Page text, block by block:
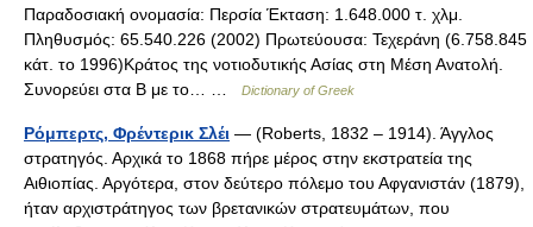
Παραδοσιακή ονομασία: Περσία Έκταση: 1.648.000 τ. χλμ.
Πληθυσμός: 65.540.226 (2002) Πρωτεύουσα: Τεχεράνη (6.758.845
κάτ. το 1996)Κράτος της νοτιοδυτικής Ασίας στη Μέση Ανατολή.
Συνορεύει στα Β με το… …
Dictionary of Greek
Ρόμπερτς, Φρέντερικ Σλέι — (Roberts, 1832 – 1914). Άγγλος
στρατηγός. Αρχικά το 1868 πήρε μέρος στην εκστρατεία της
Αιθιοπίας. Αργότερα, στον δεύτερο πόλεμο του Αφγανιστάν (1879),
ήταν αρχιστράτηγος των βρετανικών στρατευμάτων, που